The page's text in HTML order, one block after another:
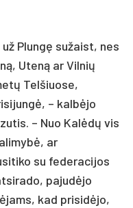
Plungę sužaist, nes
Uteną ar Vilnių
Telšiuose,
– kalbėjo
– Nuo Kalėdų vis
ar
su federacijos
pajudėjo
kad prisidėjo,